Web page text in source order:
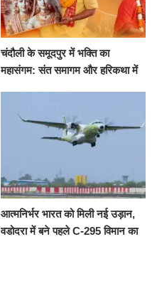
चंदौली के समूदपुर में भक्ति का
महासंगम: संत समागम और हरिकथा में
आत्मनिर्भर भारत को मिली नई उड़ान,
वडोदरा में बने पहले C-295 विमान का